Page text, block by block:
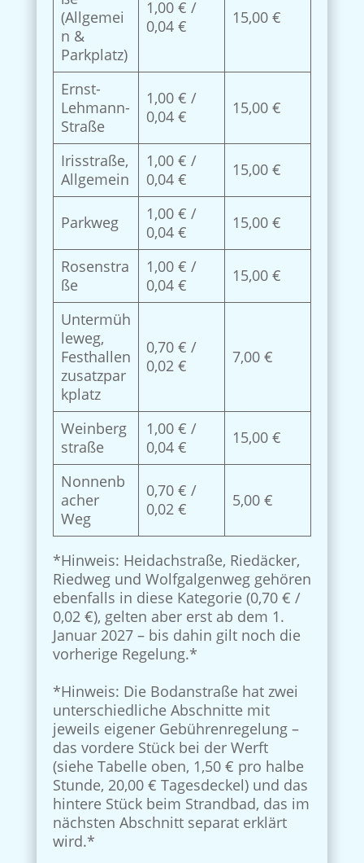
(Allgemei
n &
Parkplatz)
1,00 € /
0,04 €
15,00 €
Ernst-
Lehmann-
Straße
1,00 € /
0,04 €
15,00 €
Irisstraße,
Allgemein
1,00 € /
0,04 €
15,00 €
Parkweg
1,00 € /
0,04 €
15,00 €
Rosenstra
ße
1,00 € /
0,04 €
15,00 €
Untermüh
leweg,
Festhallen
zusatzpar
kplatz
0,70 € /
0,02 €
7,00 €
Weinberg
straße
1,00 € /
0,04 €
15,00 €
Nonnenb
acher
Weg
0,70 € /
0,02 €
5,00 €
*Hinweis: Heidachstraße, Riedäcker,
Riedweg und Wolfgalgenweg gehören
ebenfalls in diese Kategorie (0,70 € /
0,02 €), gelten aber erst ab dem 1.
Januar 2027 – bis dahin gilt noch die
vorherige Regelung.*
*Hinweis: Die Bodanstraße hat zwei
unterschiedliche Abschnitte mit
jeweils eigener Gebührenregelung –
das vordere Stück bei der Werft
(siehe Tabelle oben, 1,50 € pro halbe
Stunde, 20,00 € Tagesdeckel) und das
hintere Stück beim Strandbad, das im
nächsten Abschnitt separat erklärt
wird.*